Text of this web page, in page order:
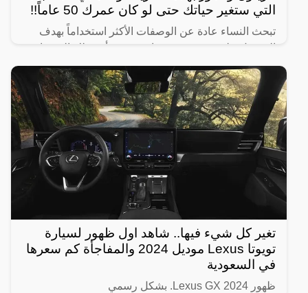
التي ستغير حياتك حتى لو كان عمرك 50 عاماً!!
تبحث النساء عادة عن الوصفات الأكثر استخداماً بهدف
الحصول على شعر صحي وناعم، ومن أبرز تلك الوصفات
الخاصة بالبشرة والجسم للحصول على أفضل نتيجة خلال
فترة قصيرة،
تغير كل شيء فيها.. شاهد اول ظهور لسيارة
تويوتا Lexus موديل 2024 والمفاجأة كم سعرها
في السعودية
ظهور Lexus GX 2024. بشكل رسمي